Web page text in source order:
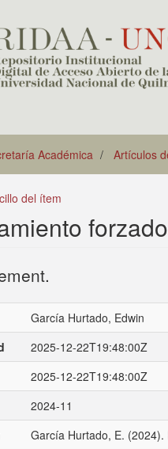
Académica Artículos
del ítem
García Hurtado, Edwin
2025-12-22T19:48:00Z
2025-12-22T19:48:00Z
2024-11
García Hurtado, E.